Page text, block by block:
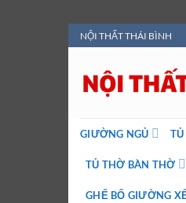
Bỏ
qua
nội
dung
NỘI THẤT THÁI BÌNH
GIƯỜNG NGỦ
TỦ THỜ BÀN THỜ
GHẾ BỐ GIƯỜNG